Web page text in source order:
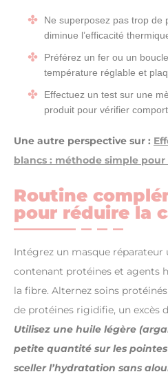
Ne superposez pas trop de
diminue l’efficacité
Préférez un fer ou un
température réglable et
Effectuez un test sur une
produit pour vérifier
Une autre perspective sur :
blancs : méthode simple
Routine
pour réduire la
Intégrez un masque réparateur
contenant protéines et agents
la fibre. Alternez soins
de protéines rigidifie, un excès
Utilisez une huile légère
petite quantité sur les
sceller l’hydratation sans